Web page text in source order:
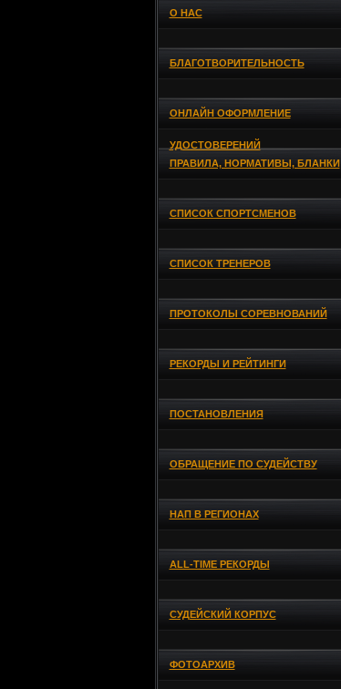
О НАС
БЛАГОТВОРИТЕЛЬНОСТЬ
ОНЛАЙН ОФОРМЛЕНИЕ
УДОСТОВЕРЕНИЙ
ПРАВИЛА, НОРМАТИВЫ, БЛАНКИ
СПИСОК СПОРТСМЕНОВ
СПИСОК ТРЕНЕРОВ
ПРОТОКОЛЫ СОРЕВНОВАНИЙ
РЕКОРДЫ И РЕЙТИНГИ
ПОСТАНОВЛЕНИЯ
ОБРАЩЕНИЕ ПО СУДЕЙСТВУ
НАП В РЕГИОНАХ
ALL-TIME РЕКОРДЫ
СУДЕЙСКИЙ КОРПУС
ФОТОАРХИВ